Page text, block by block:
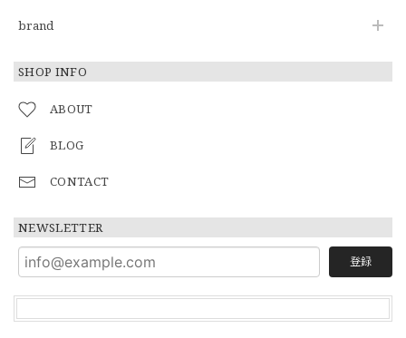
brand
SHOP INFO
ABOUT
BLOG
CONTACT
NEWSLETTER
登録